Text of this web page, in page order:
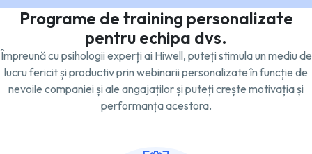
Programe de training personalizate
pentru echipa dvs.
Împreună cu psihologii experți ai Hiwell, puteți stimula un mediu de
lucru fericit și productiv prin webinarii personalizate în funcție de
nevoile companiei și ale angajaților și puteți crește motivația și
performanța acestora.